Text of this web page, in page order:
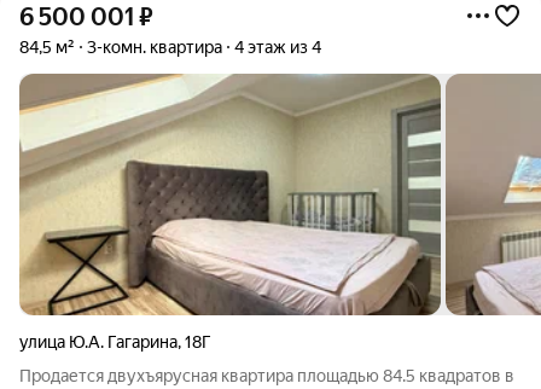
6 500 001 ₽
84,5 м² 3-комн. квартира 4 этаж из 4
улица Ю.А. Гагарина,18Г
Продается двухъярусная квартира площадью 84.5 квадратов в